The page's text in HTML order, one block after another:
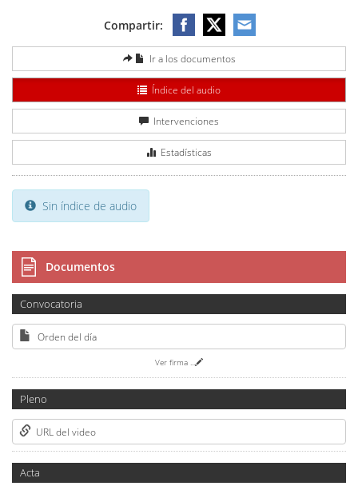
Compartir:
Ir a los documentos
Índice del audio
Intervenciones
Estadísticas
Sin índice de audio
Documentos
Convocatoria
Orden del día
Ver firma ...
Pleno
URL del video
Acta